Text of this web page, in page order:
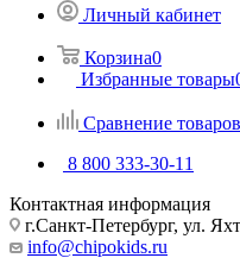
Личный кабинет
Корзина0
Избранные товары
Сравнение товаров
8 800 333-30-11
Контактная информация
г.Санкт-Петербург, ул.
info@chipokids.ru